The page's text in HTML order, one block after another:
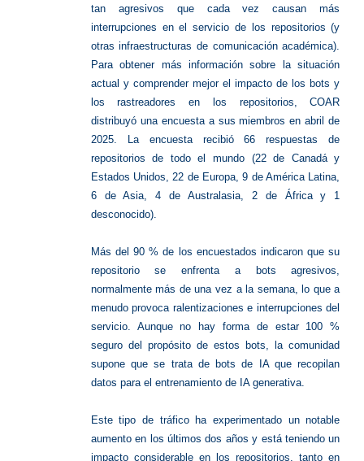
tan agresivos que cada vez causan más
interrupciones en el servicio de los repositorios (y
otras infraestructuras de comunicación académica).
Para obtener más información sobre la situación
actual y comprender mejor el impacto de los bots y
los rastreadores en los repositorios, COAR
distribuyó una encuesta a sus miembros en abril de
2025. La encuesta recibió 66 respuestas de
repositorios de todo el mundo (22 de Canadá y
Estados Unidos, 22 de Europa, 9 de América Latina,
6 de Asia, 4 de Australasia, 2 de África y 1
desconocido).
Más del 90 % de los encuestados indicaron que su
repositorio se enfrenta a bots agresivos,
normalmente más de una vez a la semana, lo que a
menudo provoca ralentizaciones e interrupciones del
servicio. Aunque no hay forma de estar 100 %
seguro del propósito de estos bots, la comunidad
supone que se trata de bots de IA que recopilan
datos para el entrenamiento de IA generativa.
Este tipo de tráfico ha experimentado un notable
aumento en los últimos dos años y está teniendo un
impacto considerable en los repositorios, tanto en